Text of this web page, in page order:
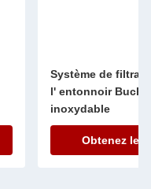
Système de
l' entonnoir
inoxydable
Obtenez le